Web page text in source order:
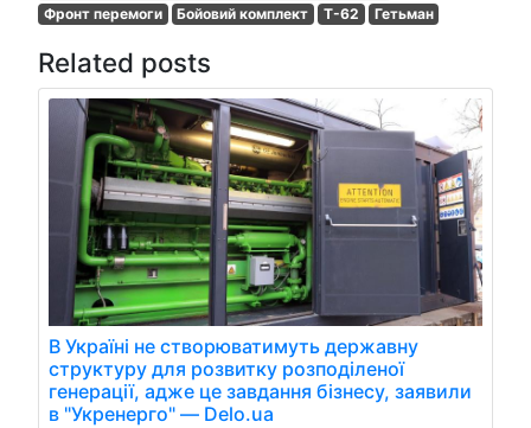
Фронт перемоги
Бойовий комплект T-62 Гетьман
Related posts
В Україні не створюватимуть державну
структуру для розвитку розподіленої
генерації, адже це завдання бізнесу, заявили
в "Укренерго" — Delo.ua